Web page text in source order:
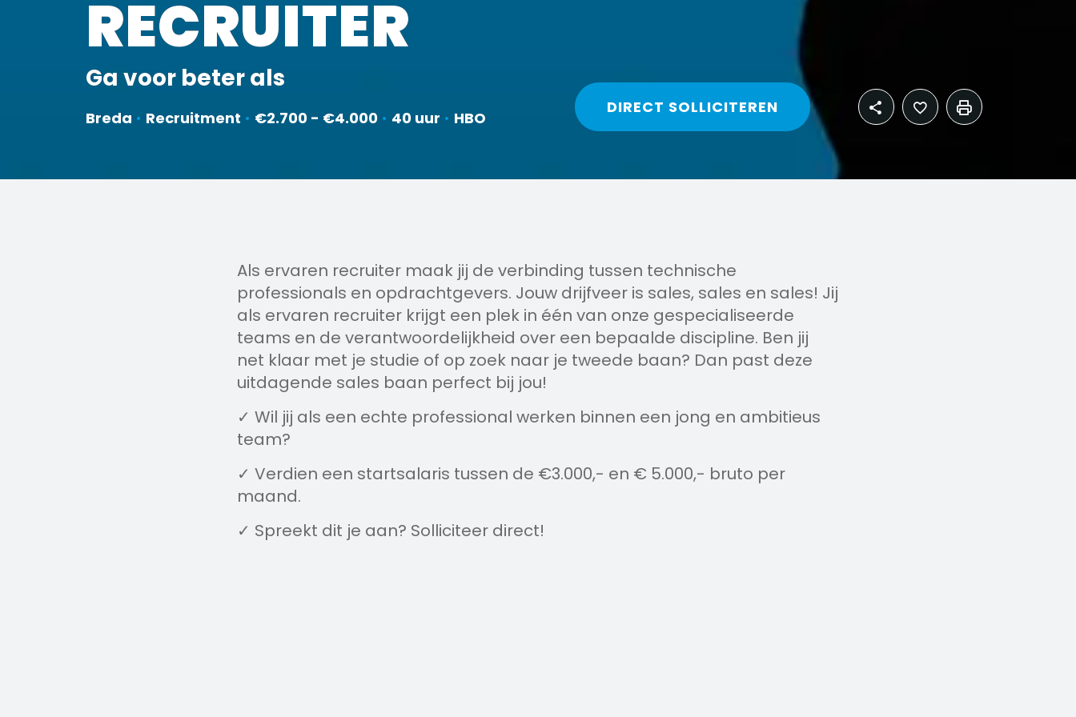
Ga voor beter als
RECRUITER
Breda • Recruitment • €2.700 - €4.000 • 40 uur • HBO
DIRECT SOLLICITEREN
Als ervaren recruiter maak jij de verbinding tussen technische
professionals en opdrachtgevers. Jouw drijfveer is sales, sales en sales! Jij
als ervaren recruiter krijgt een plek in één van onze gespecialiseerde
teams en de verantwoordelijkheid over een bepaalde discipline. Ben jij
net klaar met je studie of op zoek naar je tweede baan? Dan past deze
uitdagende sales baan perfect bij jou!
✓ Wil jij als een echte professional werken binnen een jong en ambitieus
team?
✓ Verdien een startsalaris tussen de €3.000,- en € 5.000,- bruto per
maand.
✓ Spreekt dit je aan? Solliciteer direct!